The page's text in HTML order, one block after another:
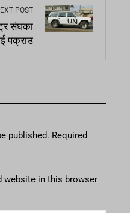
POST
संघका
पक्राउ
published. Required
website in this browser